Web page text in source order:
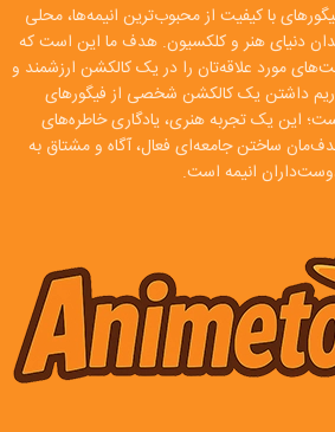
با کیفیت از محبوب‌ترین انیمه‌ها، محلی
دنیای هنر و کلکسیون. هدف ما این است که
مورد علاقه‌تان را در یک کالکشن ارزشمند و
داشتن یک کالکشن شخصی از فیگورهای
این یک تجربه هنری، یادگاری خاطره‌های
ساختن جامعه‌ای فعال، آگاه و مشتاق به
انیمه است.